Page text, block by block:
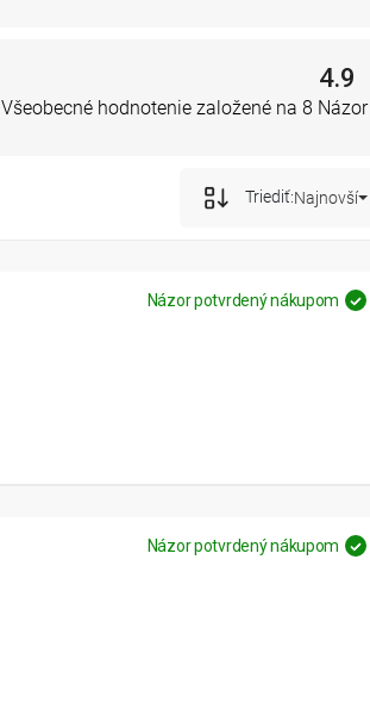
4.9
Všeobecné hodnotenie založené na 8 Názor
Triediť:Najnovší
Názor potvrdený nákupom
Názor potvrdený nákupom